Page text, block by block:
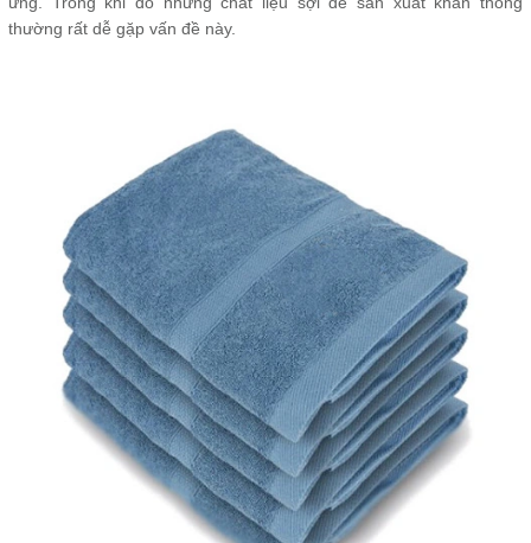
thường rất dễ gặp vấn đề này.